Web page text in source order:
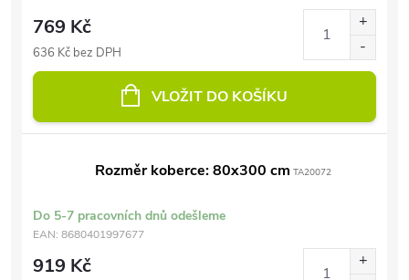
769 Kč
636 Kč bez DPH
VLOŽIT DO KOŠÍKU
Rozměr koberce: 80x300 cm TA20072
Do 5-7 pracovních dnů odešleme
EAN: 8680401997677
919 Kč